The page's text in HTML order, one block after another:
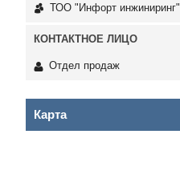
ТОО "Инфорт инжиниринг"
Отдел продаж
Карта